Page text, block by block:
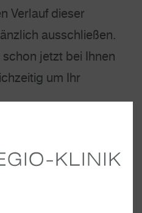
Verlauf dieser
ausschließen.
jetzt bei Ihnen
um Ihr
IM